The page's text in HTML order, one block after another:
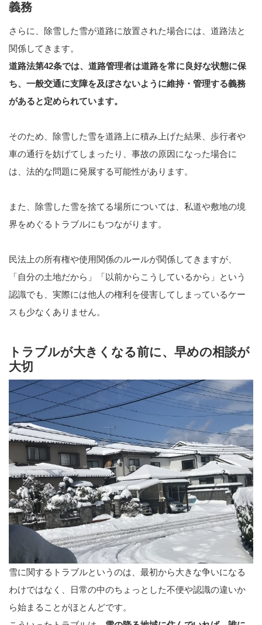
義務
さらに、除雪した雪が道路に放置された場合には、道路法と
関係してきます。
道路法第42条では、道路管理者は道路を常に良好な状態に保
ち、一般交通に支障を及ぼさないように維持・管理する義務
があると定められています。
そのため、除雪した雪を道路上に積み上げた結果、歩行者や
車の通行を妨げてしまったり、事故の原因になった場合に
は、法的な問題に発展する可能性があります。
また、除雪した雪を捨てる場所については、私道や敷地の境
界をめぐるトラブルにもつながります。
民法上の所有権や使用関係のルールが関係してきますが、
「自分の土地だから」「以前からこうしているから」という
認識でも、実際には他人の権利を侵害してしまっているケー
スも少なくありません。
トラブルが大きくなる前に、早めの相談が
大切
雪に関するトラブルというのは、最初から大きな争いになる
わけではなく、日常の中のちょっとした不便や認識の違いか
ら始まることがほとんどです。